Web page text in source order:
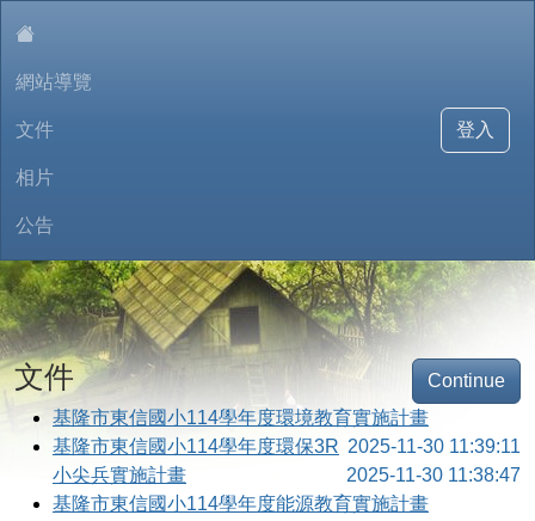
網站導覽
文件
相片
公告
登入
文件
Continue
基隆市東信國小114學年度環境教育實施計畫
2025-11-30 11:39:11
基隆市東信國小114學年度環保3R
小尖兵實施計畫
2025-11-30 11:38:47
基隆市東信國小114學年度能源教育實施計畫